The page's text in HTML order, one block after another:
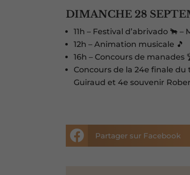
DIMANCHE 28
11h – Festival d’abrivado 🐂
12h – Animation musicale 🎵
16h – Concours de
Concours de la 24e finale
Guiraud et 4e souvenir
 Partager sur Facebook